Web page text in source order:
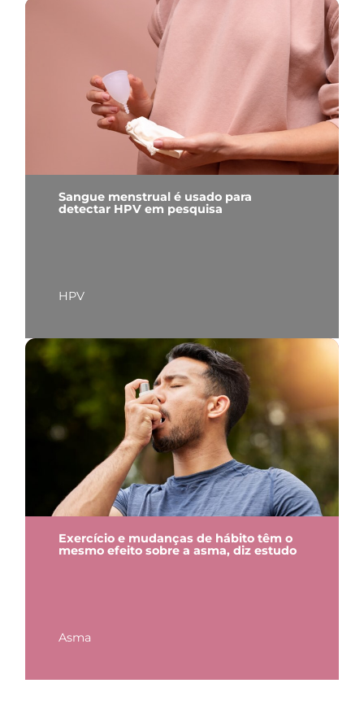
Sangue menstrual é usado para
detectar HPV em pesquisa
HPV
Exercício e mudanças de hábito têm o
mesmo efeito sobre a asma, diz estudo
Asma